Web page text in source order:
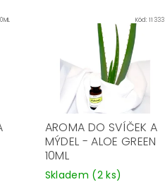
Kód:11333
AROMA DO SVÍČEK A
MÝDEL - ALOE GREEN
10ML
Skladem (2 ks)